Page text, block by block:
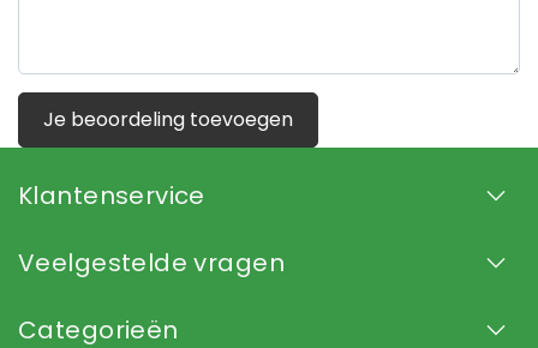
Je beoordeling toevoegen
Klantenservice
Veelgestelde vragen
Categorieën